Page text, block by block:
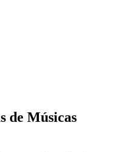
de Músicas